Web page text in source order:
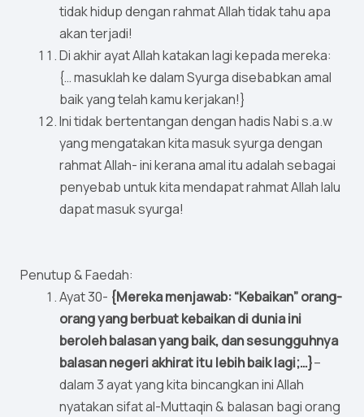
tidak hidup dengan rahmat Allah tidak tahu apa
akan terjadi!
Di akhir ayat Allah katakan lagi kepada mereka:
{… masuklah ke dalam Syurga disebabkan amal
baik yang telah kamu kerjakan!}
Ini tidak bertentangan dengan hadis Nabi s.a.w
yang mengatakan kita masuk syurga dengan
rahmat Allah- ini kerana amal itu adalah sebagai
penyebab untuk kita mendapat rahmat Allah lalu
dapat masuk syurga!
Penutup & Faedah:
Ayat 30- {Mereka menjawab: “Kebaikan” orang-
orang yang berbuat kebaikan di dunia ini
beroleh balasan yang baik, dan sesungguhnya
balasan negeri akhirat itu lebih baik lagi;…}–
dalam 3 ayat yang kita bincangkan ini Allah
nyatakan sifat al-Muttaqin & balasan bagi orang